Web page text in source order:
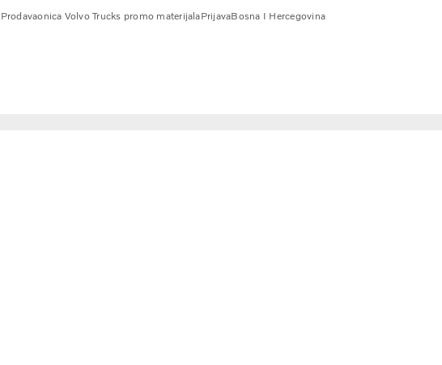
Prodavaonica Volvo Trucks promo materijalaPrijavaBosna I Hercegovina